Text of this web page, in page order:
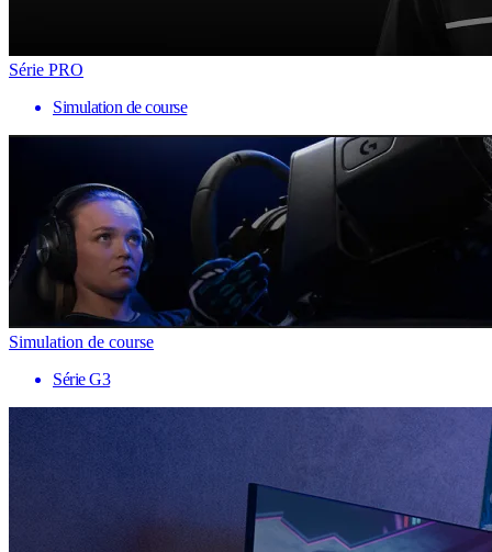
Série PRO
Simulation de course
Simulation de course
Série G3